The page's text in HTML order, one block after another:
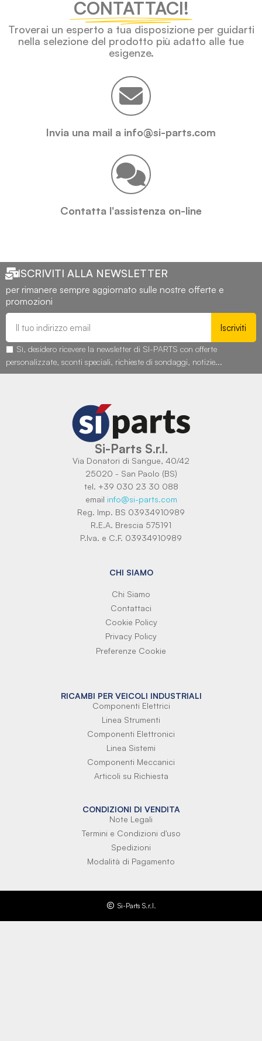
CONTATTACI!
Troverai un esperto a tua disposizione per guidarti
nella selezione del prodotto più adatto alle tue
esigenze.
Invia una mail a info@si-parts.com
Contatta l'assistenza on-line
ISCRIVITI ALLA NEWSLETTER
per rimanere sempre aggiornato sulle nostre offerte e
promozioni
Iscriviti
Sì, desidero ricevere la newsletter di SI-PARTS con offerte
personalizzate, sconti speciali, richieste di sondaggi, notizie...
Si-Parts S.r.l.
Via Donatori di Sangue, 40/42
25020 - San Paolo (BS)
tel. +39 030 23 30 088
email info@si-parts.com
Reg. Imp. BS 03934910989
R.E.A. Brescia 575191
P.Iva. e C.F. 03934910989
CHI SIAMO
Chi Siamo
Contattaci
Cookie Policy
Privacy Policy
Preferenze Cookie
RICAMBI PER VEICOLI INDUSTRIALI
Componenti Elettrici
Linea Strumenti
Componenti Elettronici
Linea Sistemi
Componenti Meccanici
Articoli su Richiesta
CONDIZIONI DI VENDITA
Note Legali
Termini e Condizioni d'uso
Spedizioni
Modalità di Pagamento
Si-Parts S.r.l.